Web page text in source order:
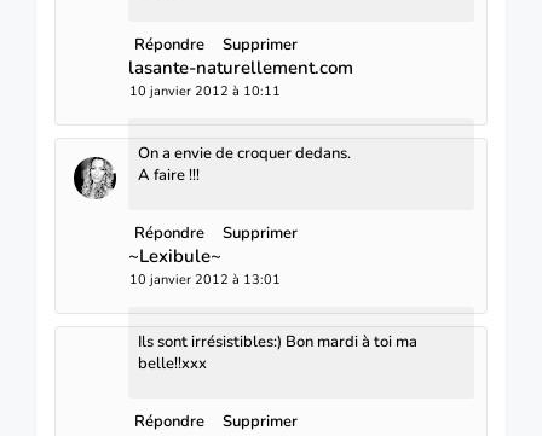
Répondre Supprimer
lasante-naturellement.com
10 janvier 2012 à 10:11
On a envie de croquer dedans.
A faire !!!
Répondre Supprimer
~Lexibule~
10 janvier 2012 à 13:01
Ils sont irrésistibles:) Bon mardi à toi ma
belle!!xxx
Répondre Supprimer